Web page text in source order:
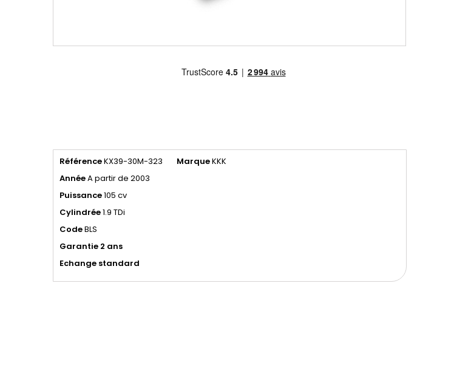
RéférenceKX39-30M-323 MarqueKKK
AnnéeA partir de 2003
Puissance105 cv
Cylindrée1.9 TDi
CodeBLS
Garantie 2 ans
Echange standard